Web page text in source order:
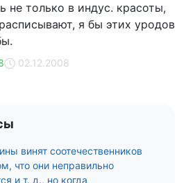
не только в индус. красоты,
я бы этих уродов
02.12.2008
винят соотечественников
что они неправильно
и т. д., но когда